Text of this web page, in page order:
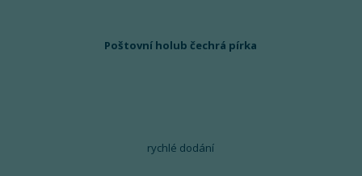
Poštovní holub čechrá pírka
rychlé dodání